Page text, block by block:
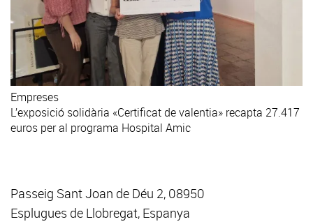
Empreses
L’exposició solidària «Certificat de valentia» recapta 27.417
euros per al programa Hospital Amic
Passeig Sant Joan de Déu 2, 08950
Esplugues de Llobregat, Espanya